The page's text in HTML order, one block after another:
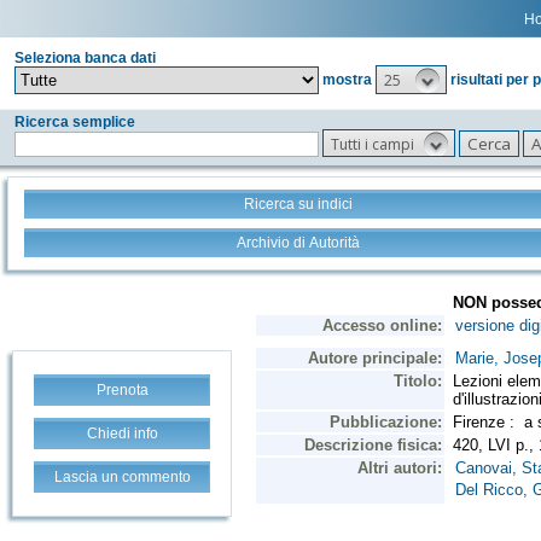
Seleziona banca dati
mostra
25 risultati per
Ricerca semplice
Tutti i campi
Ricerca su indici
Archivio di Autorità
Prenota
Chiedi info
Lascia un commento